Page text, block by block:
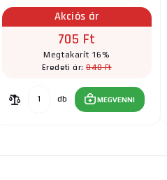
Akciós ár
705 Ft
Megtakarít 16%
Eredeti ár:840 Ft
db MEGVENNI